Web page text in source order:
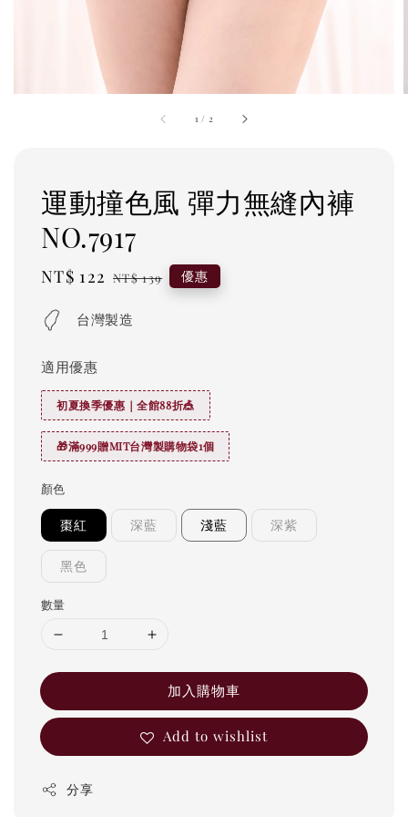
1 / 2
運動撞色風 彈力無縫內褲
NO.7917
Sale
NT$ 122 Regular
NT$ 139 優惠
台灣製造
適用優惠
初夏換季優惠｜全館88折🎪
🎁滿999贈MIT台灣製購物袋1個
顏色
棗紅 深藍 淺藍 深紫
黑色
數量
加入購物車
Add to wishlist
分享